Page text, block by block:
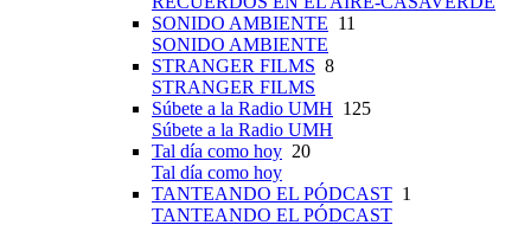
SONIDO AMBIENTE 11
SONIDO AMBIENTE
STRANGER FILMS 8
STRANGER FILMS
Súbete a la Radio UMH 125
Súbete a la Radio UMH
Tal día como hoy 20
Tal día como hoy
TANTEANDO EL PÓDCAST 1
TANTEANDO EL PÓDCAST